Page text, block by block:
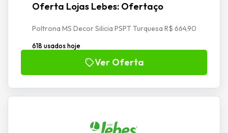
Oferta Lojas Lebes: Ofertaço
Poltrona MS Decor Silicia PSPT Turquesa R$ 664,90
618 usados hoje
Ver Oferta